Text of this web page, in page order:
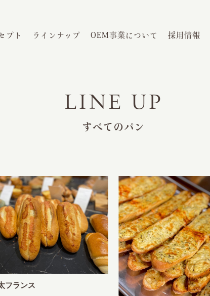
プト ラインナップ OEM事業について 採用情報
LINE UP
すべてのパン
フランス